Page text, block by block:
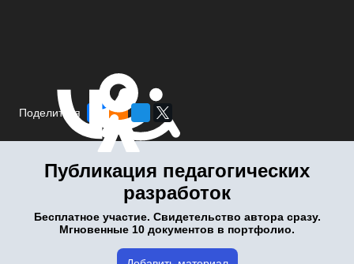
Поделиться
Публикация педагогических
разработок
Бесплатное участие. Свидетельство автора сразу.
Мгновенные 10 документов в портфолио.